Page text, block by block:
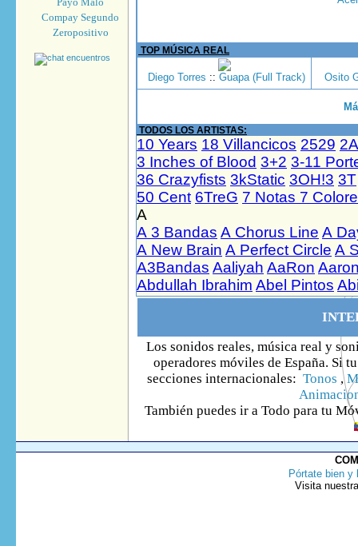
Compay Segundo
Zeropositivo
TOP MÚSICA REAL
Diego Torres :: Guapa (Full Track) Osito
TODOS LOS ARTISTAS:
Los sonidos reales, música real y
operadores móviles de España. Si
secciones internacionales: Tonos ,
También puedes ir a Todo para tu
Pórtate bien y
Visita